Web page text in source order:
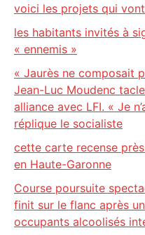
voici les projets qui
les habitants invités à
« ennemis »
« Jaurès ne composait
Jean-Luc Moudenc
alliance avec LFI. « Je
réplique le socialiste
cette carte recense
en Haute-Garonne
Course poursuite
finit sur le flanc après
occupants alcoolisés